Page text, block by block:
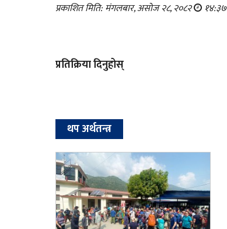
प्रकाशित मिति: मंगलबार, असोज २८, २०८२ १४:३७
प्रतिक्रिया दिनुहोस्
थप अर्थतन्त्र